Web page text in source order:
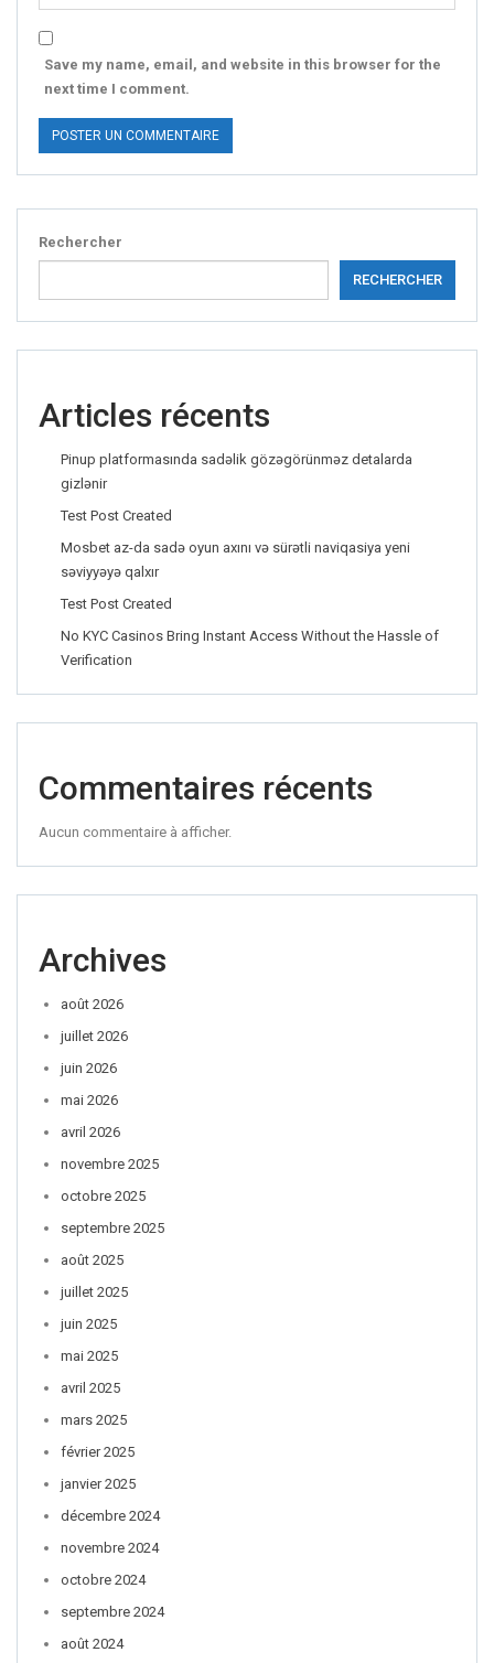
Save my name, email, and website in this browser for the
next time I comment.
Rechercher
RECHERCHER
Articles récents
Pinup platformasında sadəlik gözəgörünməz detalarda
gizlənir
Test Post Created
Mosbet az-da sadə oyun axını və sürətli naviqasiya yeni
səviyyəyə qalxır
Test Post Created
No KYC Casinos Bring Instant Access Without the Hassle of
Verification
Commentaires récents
Aucun commentaire à afficher.
Archives
août 2026
juillet 2026
juin 2026
mai 2026
avril 2026
novembre 2025
octobre 2025
septembre 2025
août 2025
juillet 2025
juin 2025
mai 2025
avril 2025
mars 2025
février 2025
janvier 2025
décembre 2024
novembre 2024
octobre 2024
septembre 2024
août 2024